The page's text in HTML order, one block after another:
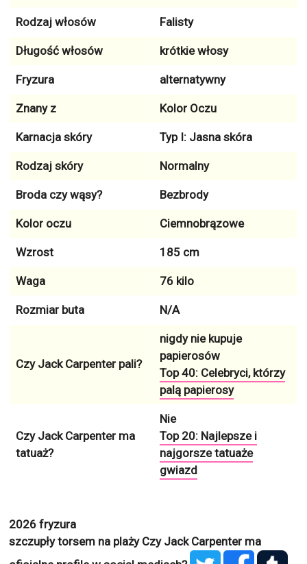
Rodzaj włosów Falisty
Długość włosów krótkie włosy
Fryzura alternatywny
Znany z Kolor Oczu
Karnacja skóry Typ I: Jasna skóra
Rodzaj skóry Normalny
Broda czy wąsy? Bezbrody
Kolor oczu Ciemnobrązowe
Wzrost 185 cm
Waga 76 kilo
Rozmiar buta N/A
Czy Jack Carpenter pali?
nigdy nie kupuje
papierosów
Top 40: Celebryci, którzy
palą papierosy
Czy Jack Carpenter ma
tatuaż?
Nie
Top 20: Najlepsze i
najgorsze tatuaże
gwiazd
2026 fryzura
szczupły torsem na plaży Czy Jack Carpenter ma